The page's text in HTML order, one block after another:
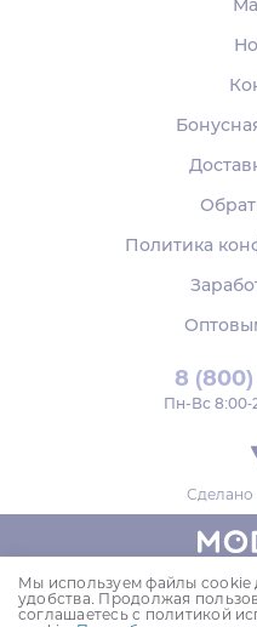
8
Пн‑Вс
Сделано
Политика
©
ООО
Мы используем файлы cookie
удобства. Продолжая
соглашаетесь с политикой